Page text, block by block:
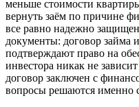
меньше стоимости
вернуть заём по причине
все равно надежно
документы: договор займа
подтверждают право на
инвестора никак не
договор заключен с
вопросы решаются именно